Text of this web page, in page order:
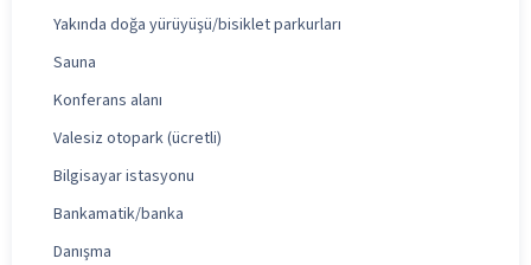
Yakında doğa yürüyüşü/bisiklet parkurları
Sauna
Konferans alanı
Valesiz otopark (ücretli)
Bilgisayar istasyonu
Bankamatik/banka
Danışma